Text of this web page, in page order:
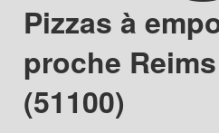
Pizzas à
proche
(51100)